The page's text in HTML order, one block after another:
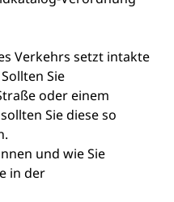
Verkehrs setzt intakte
Sie
oder einem
Sie diese so
und wie Sie
in der